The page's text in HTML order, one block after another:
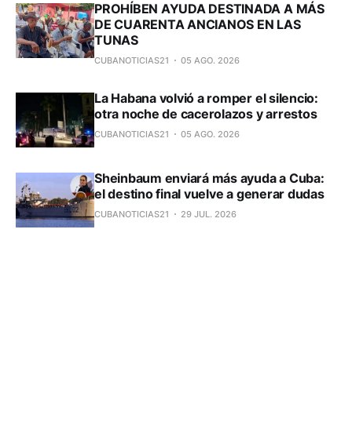
PROHÍBEN AYUDA DESTINADA A MÁS
DE CUARENTA ANCIANOS EN LAS
TUNAS
CUBANOTICIAS21 05 AGO. 2026
La Habana volvió a romper el silencio:
otra noche de cacerolazos y arrestos
CUBANOTICIAS21 05 AGO. 2026
Sheinbaum enviará más ayuda a Cuba:
el destino final vuelve a generar dudas
CUBANOTICIAS21 29 JUL. 2026